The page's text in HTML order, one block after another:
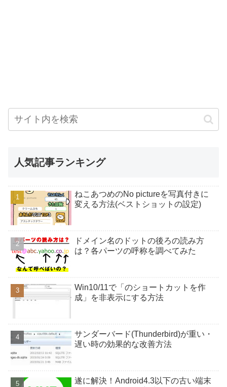
人気記事ランキング
ねこあつめのNo pictureを写真付きに
変える方法(ベストショットの設定)
ドメイン名のドットの後ろの読み方
は？各パーツの呼称を調べてみた
Win10/11で「のショートカットを作
成」を非表示にする方法
サンダーバード(Thunderbird)が重い・
遅い時の効果的な改善方法
遂に解決！Android4.3以下の古い端末